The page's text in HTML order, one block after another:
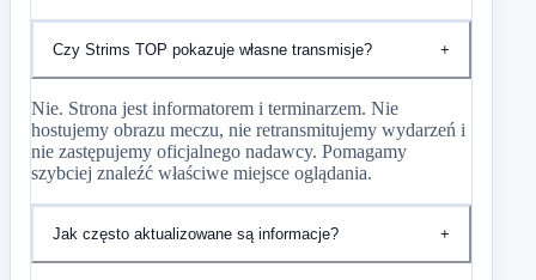
Czy Strims TOP pokazuje własne transmisje? +
Nie. Strona jest informatorem i terminarzem. Nie
hostujemy obrazu meczu, nie retransmitujemy wydarzeń i
nie zastępujemy oficjalnego nadawcy. Pomagamy
szybciej znaleźć właściwe miejsce oglądania.
Jak często aktualizowane są informacje? +